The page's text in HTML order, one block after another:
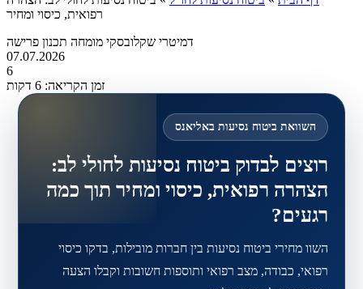
רפואית, כיסוי ומחיר
דמיטרי שקלובסקי מומחה תכנון פרישה
07.07.2026
6
זמן הקריאה: 6 דקות
השוואת ביטוח נסיעות באליאנס
רוצים לבדוק ביטוח נסיעות לחולי לב:
הצהרה רפואית, כיסוי ומחיר תוך כמה
רגעים?
השוו מחירי ביטוח נסיעות בין חברות מובילות, בדקו כיסוי
רפואי, כבודה, מצב רפואי ותוספות חשובות וקבלו הצעה